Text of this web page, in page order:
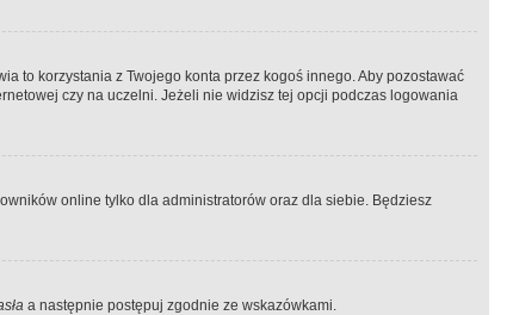
to korzystania z Twojego konta przez kogoś innego. Aby pozostawać
czy na uczelni. Jeżeli nie widzisz tej opcji podczas logowania
online tylko dla administratorów oraz dla siebie. Będziesz
a następnie postępuj zgodnie ze wskazówkami.